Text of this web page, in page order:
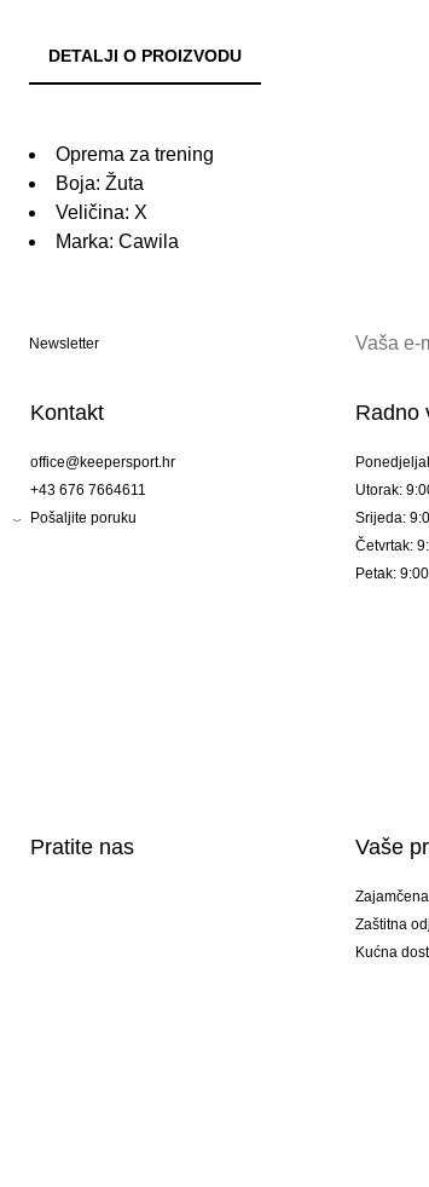
DETALJI O PROIZVODU
Oprema za trening
Boja: Žuta
Veličina: X
Marka: Cawila
Newsletter
Kontakt
office@keepersport.hr
+43 676 7664611
Pošaljite poruku
Radno
Utorak:
Srijeda:
Četvrtak:
Petak:
Pratite nas Vaše
Zaštitna
Kućna